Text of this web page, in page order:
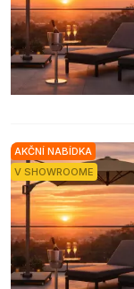
AKČNÍ NABÍDKA
V SHOWROOME